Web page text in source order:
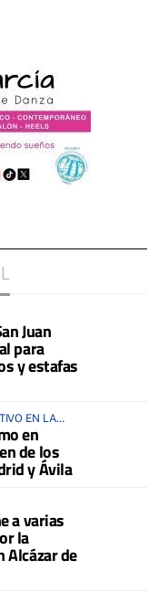
Juan
para
y estafas
EN LA
en
de los
y Ávila
a varias
la
Alcázar de